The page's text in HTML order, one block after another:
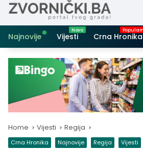
Najnovije Vijesti Crna Hronika
Home Vijesti Regija
Crna Hronika Najnovije Regija Vijesti